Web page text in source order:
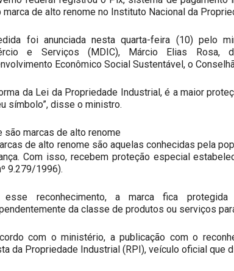
marca de alto renome no Instituto Nacional da
foi anunciada nesta quarta-feira (10) pelo
e Serviços (MDIC), Márcio Elias Rosa,
Econômico Social Sustentável, o
da Lei da Propriedade Industrial, é a maior
símbolo”, disse o ministro.
são marcas de alto renome
de alto renome são aquelas conhecidas pela
Com isso, recebem proteção especial
9.279/1996).
esse reconhecimento, a marca fica
da classe de produtos ou serviços
com o ministério, a publicação com o
da Propriedade Industrial (RPI), veículo oficial que